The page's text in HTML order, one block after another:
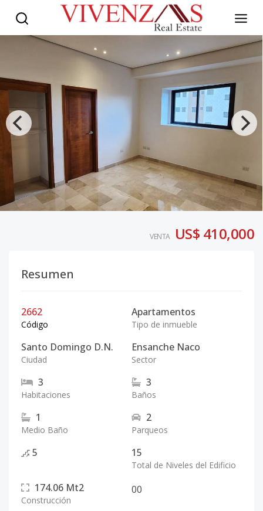
VENTA US$ 410,000
Resumen
2662
Código
Apartamentos
Tipo de inmueble
Santo Domingo D.N.
Ciudad
Ensanche Naco
Sector
3
Habitaciones
3
Baños
1
Medio Baño
2
Parqueos
5 15
Total de Niveles del Edificio
174.06 Mt2
Construcción
00